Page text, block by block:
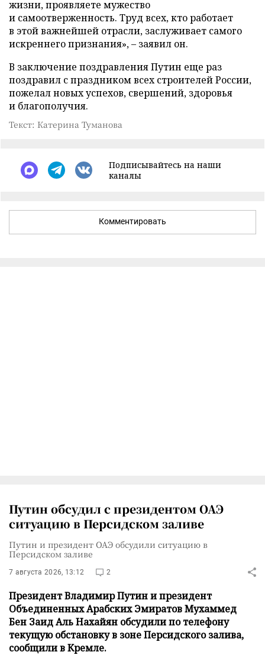
жизни, проявляете мужество
и самоотверженность. Труд всех, кто работает
в этой важнейшей отрасли, заслуживает самого
искреннего признания», – заявил он.
В заключение поздравления Путин еще раз
поздравил с праздником всех строителей России,
пожелал новых успехов, свершений, здоровья
и благополучия.
Текст: Катерина Туманова
Подписывайтесь на наши
каналы
Комментировать
Путин обсудил с президентом ОАЭ
ситуацию в Персидском заливе
Путин и президент ОАЭ обсудили ситуацию в
Персидском заливе
7 августа 2026, 13:12 2
Президент Владимир Путин и президент
Объединенных Арабских Эмиратов Мухаммед
Бен Заид Аль Нахайян обсудили по телефону
текущую обстановку в зоне Персидского залива,
сообщили в Кремле.